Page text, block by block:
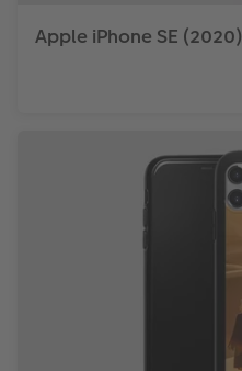
Apple iPhone SE (2020)